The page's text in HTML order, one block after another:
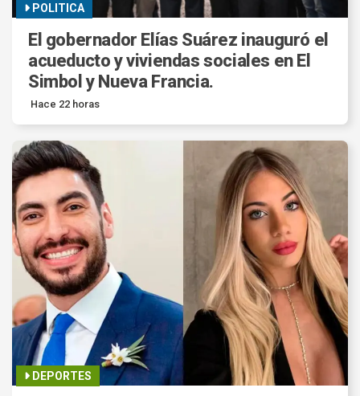
POLITICA
El gobernador Elías Suárez inauguró el
acueducto y viviendas sociales en El
Simbol y Nueva Francia.
Hace 22 horas
DEPORTES